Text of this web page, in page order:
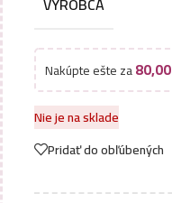
Nakúpte ešte za80,00
Nie je na sklade
Pridať do obľúbených